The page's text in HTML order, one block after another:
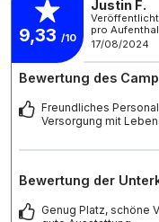
9,33 /10
Justin F.
pro
17/08/2024
Bewertung des
Freundliches
Versorgung mit
Bewertung der
Genug Platz, schöne